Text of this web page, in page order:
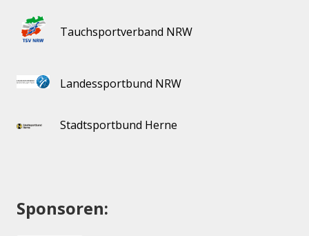
Tauchsportverband NRW
Landessportbund NRW
Stadtsportbund Herne
Sponsoren: